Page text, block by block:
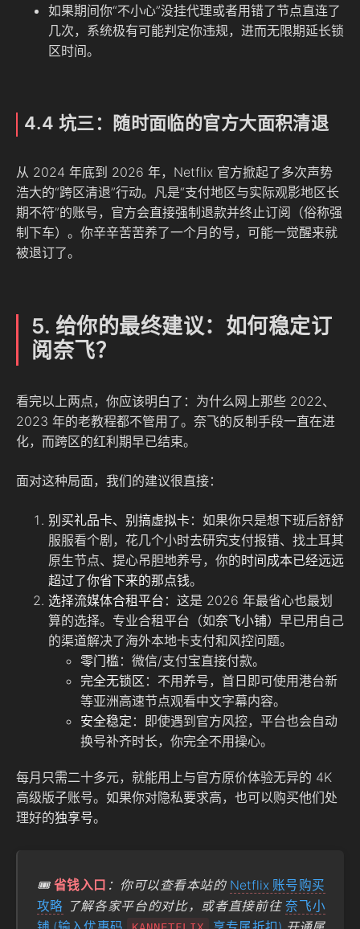
如果期间你“不小心”没挂代理或者用错了节点直连了
几次，系统极有可能判定你违规，进而无限期延长锁
区时间。
4.4 坑三：随时面临的官方大面积清退
从 2024 年底到 2026 年，Netflix 官方掀起了多次声势
浩大的“跨区清退”行动。凡是“支付地区与实际观影地区长
期不符”的账号，官方会直接强制退款并终止订阅（俗称强
制下车）。你辛辛苦苦养了一个月的号，可能一觉醒来就
被退订了。
5. 给你的最终建议：如何稳定订
阅奈飞？
看完以上两点，你应该明白了：为什么网上那些 2022、
2023 年的老教程都不管用了。奈飞的反制手段一直在进
化，而跨区的红利期早已结束。
面对这种局面，我们的建议很直接：
别买礼品卡、别搞虚拟卡：如果你只是想下班后舒舒
服服看个剧，花几个小时去研究支付报错、找土耳其
原生节点、提心吊胆地养号，你的时间成本已经远远
超过了你省下来的那点钱。
选择流媒体合租平台 ：这是 2026 年最省心也最划
算的选择。专业合租平台（如奈飞小铺）早已用自己
的渠道解决了海外本地卡支付和风控问题。
零门槛：微信/支付宝直接付款。
完全无锁区 ：不用养号，首日即可使用港台新
等亚洲高速节点观看中文字幕内容。
安全稳定 ：即使遇到官方风控，平台也会自动
换号补齐时长，你完全不用操心。
每月只需二十多元，就能用上与官方原价体验无异的 4K
高级版子账号。如果你对隐私要求高，也可以购买他们处
理好的独享号。
🎟️ 省钱入口 ：你可以查看本站的 Netflix 账号购买
攻略 了解各家平台的对比，或者直接前往奈飞小